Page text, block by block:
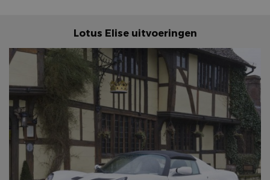
Lotus Elise uitvoeringen